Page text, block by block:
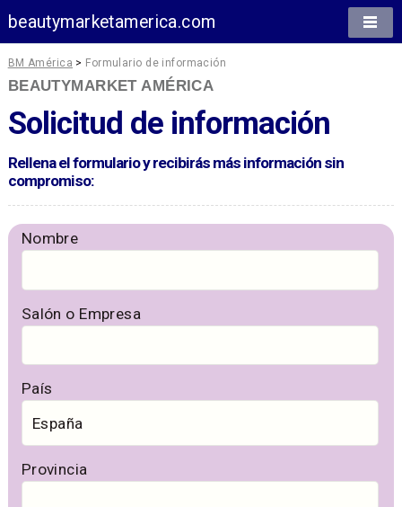
beautymarketamerica.com
BM América > Formulario de información
BEAUTYMARKET AMÉRICA
Solicitud de información
Rellena el formulario y recibirás más información sin
compromiso:
Nombre
Salón o Empresa
País
Provincia